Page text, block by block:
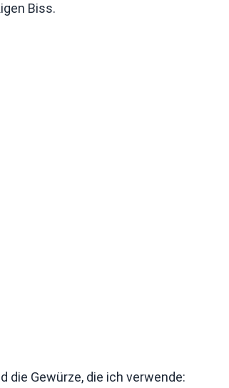
Biss.
die Gewürze, die ich verwende: